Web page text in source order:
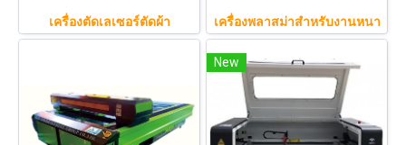
เครื่องตัดเลเซอร์ตัดผ้า เครื่องพลาสม่าสำหรับงานหนา
New